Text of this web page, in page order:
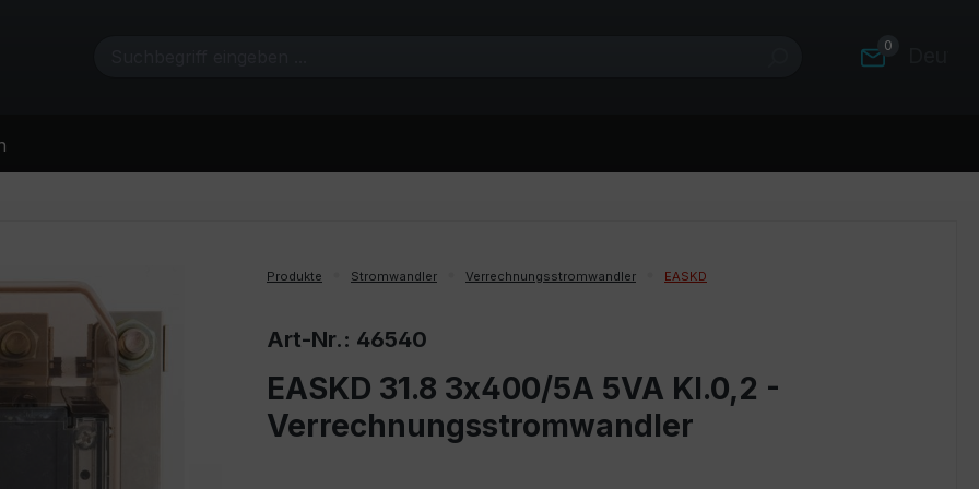
0
Produkte Stromwandler Verrechnungsstromwandler EASKD
Art-Nr.: 46540
EASKD 31.8 3x400/5A 5VA Kl.0,2 -
Verrechnungsstromwandler